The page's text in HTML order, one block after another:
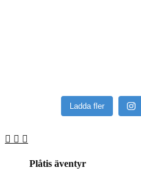
Ladda fler
Plåtis äventyr